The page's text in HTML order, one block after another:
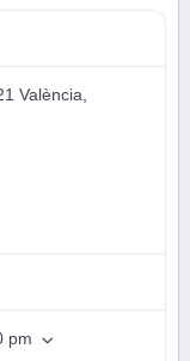
València,
pm